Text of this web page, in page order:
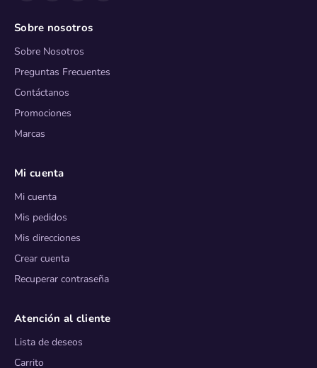
Sobre nosotros
Sobre Nosotros
Preguntas Frecuentes
Contáctanos
Promociones
Marcas
Mi cuenta
Mi cuenta
Mis pedidos
Mis direcciones
Crear cuenta
Recuperar contraseña
Atención al cliente
Lista de deseos
Carrito